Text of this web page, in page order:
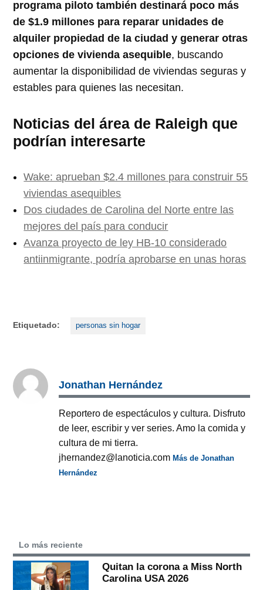
programa piloto también destinará poco más
de $1.9 millones para reparar unidades de
alquiler propiedad de la ciudad y generar otras
opciones de vivienda asequible, buscando
aumentar la disponibilidad de viviendas seguras y
estables para quienes las necesitan.
Noticias del área de Raleigh que
podrían interesarte
Wake: aprueban $2.4 millones para construir 55
viviendas asequibles
Dos ciudades de Carolina del Norte entre las
mejores del país para conducir
Avanza proyecto de ley HB-10 considerado
antiinmigrante, podría aprobarse en unas horas
Etiquetado: personas sin hogar
Jonathan Hernández
Reportero de espectáculos y cultura. Disfruto
de leer, escribir y ver series. Amo la comida y
cultura de mi tierra.
jhernandez@lanoticia.comMás de Jonathan
Hernández
Lo más reciente
Quitan la corona a Miss North
Carolina USA 2026